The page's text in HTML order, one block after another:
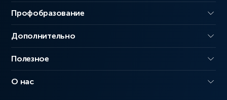
Профобразование
Дополнительно
Полезное
О нас